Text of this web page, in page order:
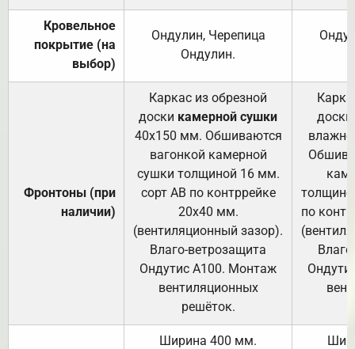
Кровельное
покрытие (на
выбор)
Ондулин, Черепица
Ондулин.
Фронтоны (при
наличии)
Каркас из обрезной
доски камерной сушки
40х150 мм. Обшиваются
вагонкой камерной
сушки толщиной 16 мм.
сорт АВ по контррейке
20х40 мм.
(вентиляционный зазор).
Влаго-ветрозащита
Ондутис А100. Монтаж
вентиляционных
решёток.
доски
по
Ширина 400 мм.